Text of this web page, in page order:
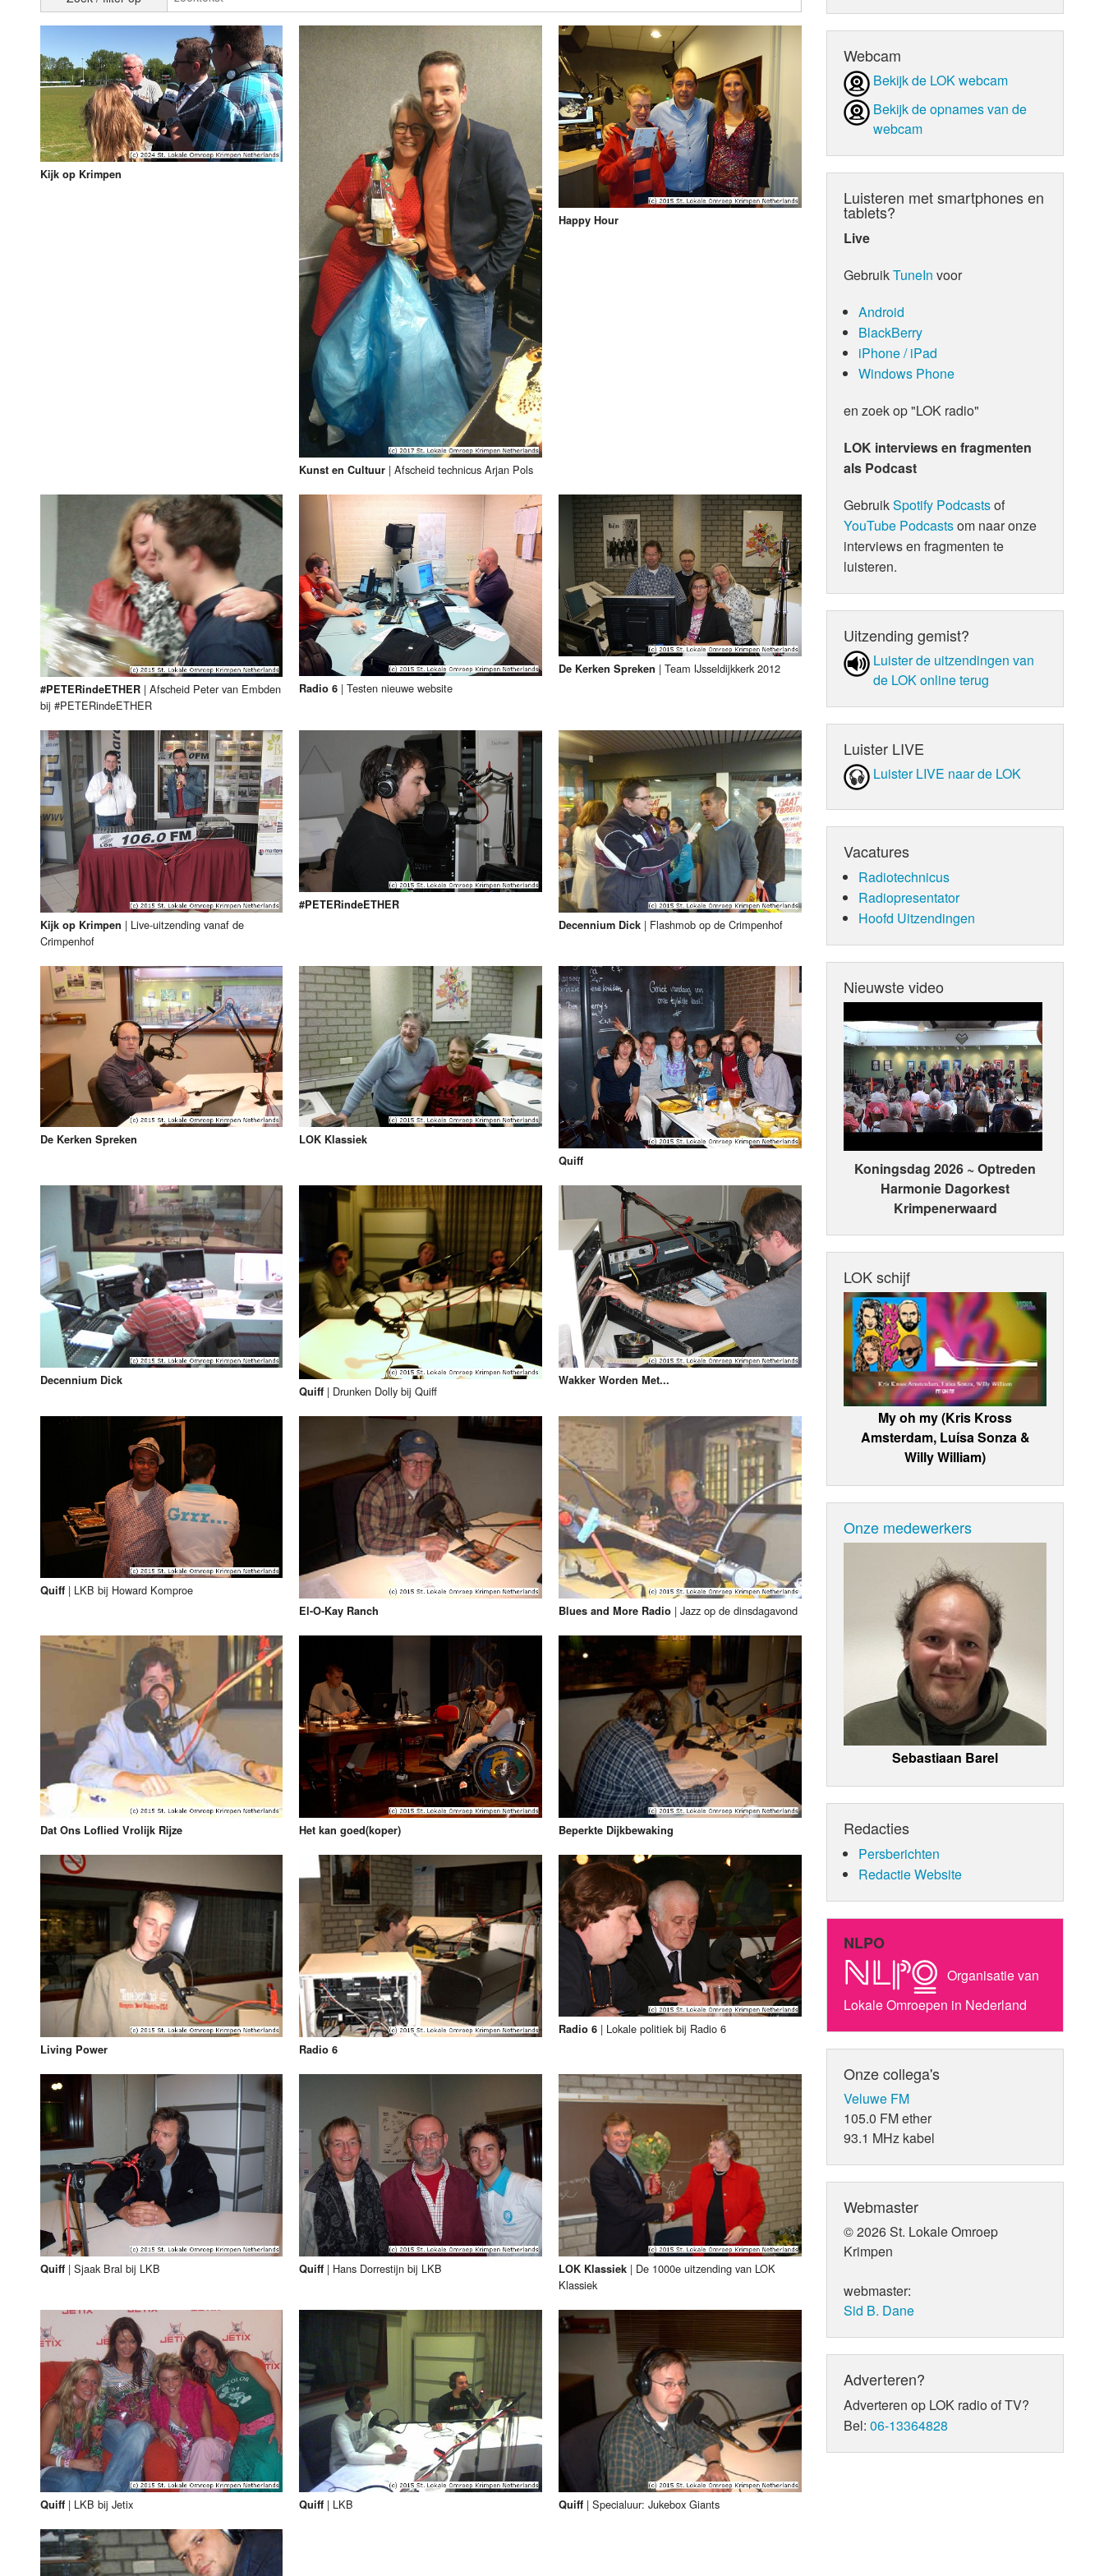
Donderdag
Vrijdag
Zaterdag
Zondag
Luister LOK Live
LOK schijf
Oude LOK programma's
Programmabeleid Bepalend Orgaan
Weerman
Over Krimpen a/d IJssel
Kijk op Krimpen
Kunst en Cultuur |Afscheid technicus Arjan Pols
Happy Hour
#PETERindeETHER| Afscheid Peter van Embden
bij #PETERindeETHER
Radio 6 |Testen nieuwe website
De Kerken Spreken |Team IJsseldijkkerk 2012
Kijk op Krimpen | Live-uitzending vanaf de
Crimpenhof
#PETERindeETHER
Decennium Dick | Flashmob op de Crimpenhof
De Kerken Spreken
LOK Klassiek
Quiff
Decennium Dick
Quiff | Drunken Dolly bij Quiff
Wakker Worden Met...
Quiff| LKB bij Howard Komproe
El-O-Kay Ranch Blues and More Radio |Jazz op de dinsdagavond
Dat Ons Loflied Vrolijk Rijze Het kan goed(koper) Beperkte Dijkbewaking
Living Power Radio 6
Radio 6 | Lokale politiek bij Radio 6
Quiff| Sjaak Bral bij LKB Quiff | Hans Dorrestijn bij LKB LOK Klassiek | De 1000e uitzending van LOK
Klassiek
Quiff| LKB bij Jetix Quiff | LKB Quiff |Specialuur: Jukebox Giants
Webcam
Bekijk de LOK webcam
Bekijk de opnames van de
webcam
Luisteren met smartphones en
tablets?
Live
GebruikTuneIn voor
Android
BlackBerry
iPhone / iPad
Windows Phone
en zoek op "LOK radio"
LOK interviews en fragmenten
als Podcast
GebruikSpotify Podcastsof
YouTube Podcastsom naar onze
interviews en fragmenten te
luisteren.
Uitzending gemist?
Luister de uit­zen­din­gen van
de LOK online terug
Luister LIVE
Luister LIVE naar de LOK
Vacatures
Radiotechnicus
Radiopresentator
Hoofd Uitzendingen
Nieuwste video
Koningsdag 2026 ~ Optreden
Harmonie Dagorkest
Krimpenerwaard
LOK schijf
My oh my (Kris Kross
Amsterdam, Luísa Sonza &
Willy William)
Onze medewerkers
Sebastiaan Barel
Redacties
Persberichten
Redactie Website
NLPO
Organisatie van
Lokale Omroepen in Nederland
Onze collega's
Veluwe FM
105.0 FM ether
93.1 MHz kabel
Webmaster
© 2026 St. Lokale Omroep
Krimpen
webmaster:
Sid B. Dane
Adverteren?
Adverteren op LOK radio of TV?
Bel:06-13364828